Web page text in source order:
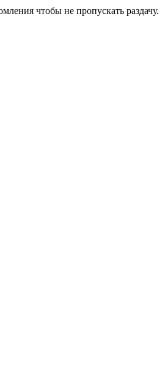
чтобы не пропускать раздачу.